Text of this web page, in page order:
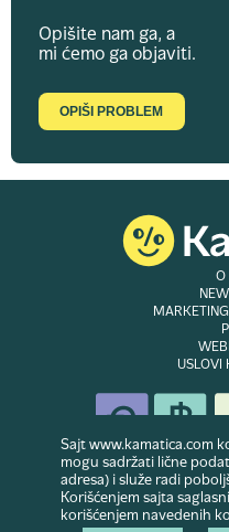
Opišite nam ga, a
mi ćemo ga objaviti.
OPIŠI PROBLEM
O
USLOVI
© Copyright 2007-2026. Website
Sajt www.kamatica.com
mogu sadržati lične
adresa) i služe radi
Korišćenjem sajta
korišćenjem navedenih